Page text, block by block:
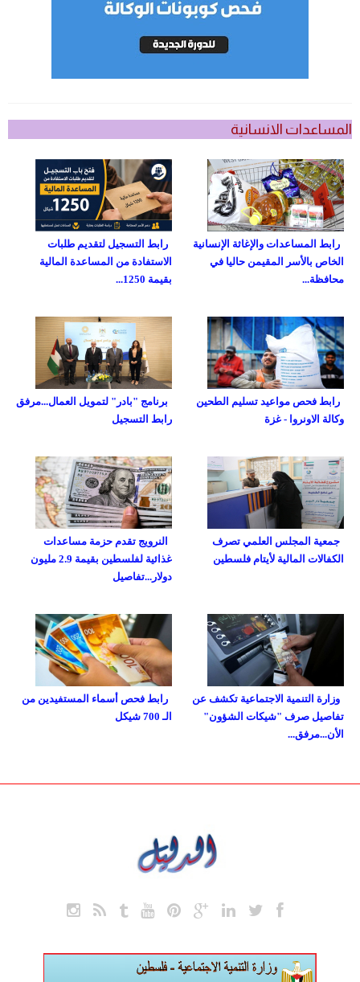
المساعدات الانسانية
رابط التسجيل لتقديم طلبات
الاستفادة من المساعدة المالية
بقيمة 1250...
رابط المساعدات والإغاثة الإنسانية
الخاص بالأسر المقيمن حاليا في
محافظة...
برنامج "بادر" لتمويل العمال...مرفق
رابط التسجيل
رابط فحص مواعيد تسليم الطحين
وكالة الاونروا - غزة
النرويج تقدم حزمة مساعدات
غذائية لفلسطين بقيمة 2.9 مليون
دولار...تفاصيل
جمعية المجلس العلمي تصرف
الكفالات المالية لأيتام فلسطين
رابط فحص أسماء المستفيدين من
الـ 700 شيكل
وزارة التنمية الاجتماعية تكشف عن
تفاصيل صرف "شيكات الشؤون"
الأن...مرفق...